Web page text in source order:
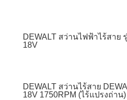
DEWALT สว่านไฟฟ้าไร้สาย
18V
DEWALT สว่านไร้สาย
18V 1750RPM (ไร้แปรงถ่าน)